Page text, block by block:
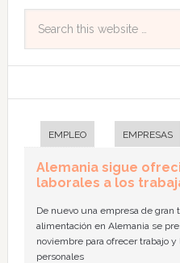
EMPLEO EMPRESAS
Alemania sigue
laborales a los
De nuevo una empresa de gran
alimentación en Alemania se
noviembre para ofrecer trabajo
personales